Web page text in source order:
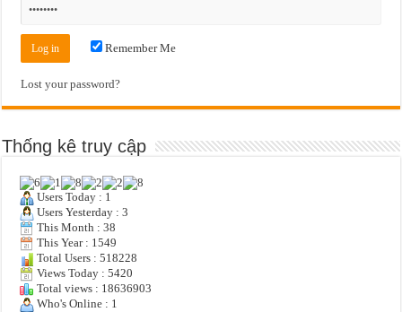
Remember Me
Lost your password?
Thống kê truy cập
Users Today : 1
Users Yesterday : 3
This Month : 38
This Year : 1549
Total Users : 518228
Views Today : 5420
Total views : 18636903
Who's Online : 1